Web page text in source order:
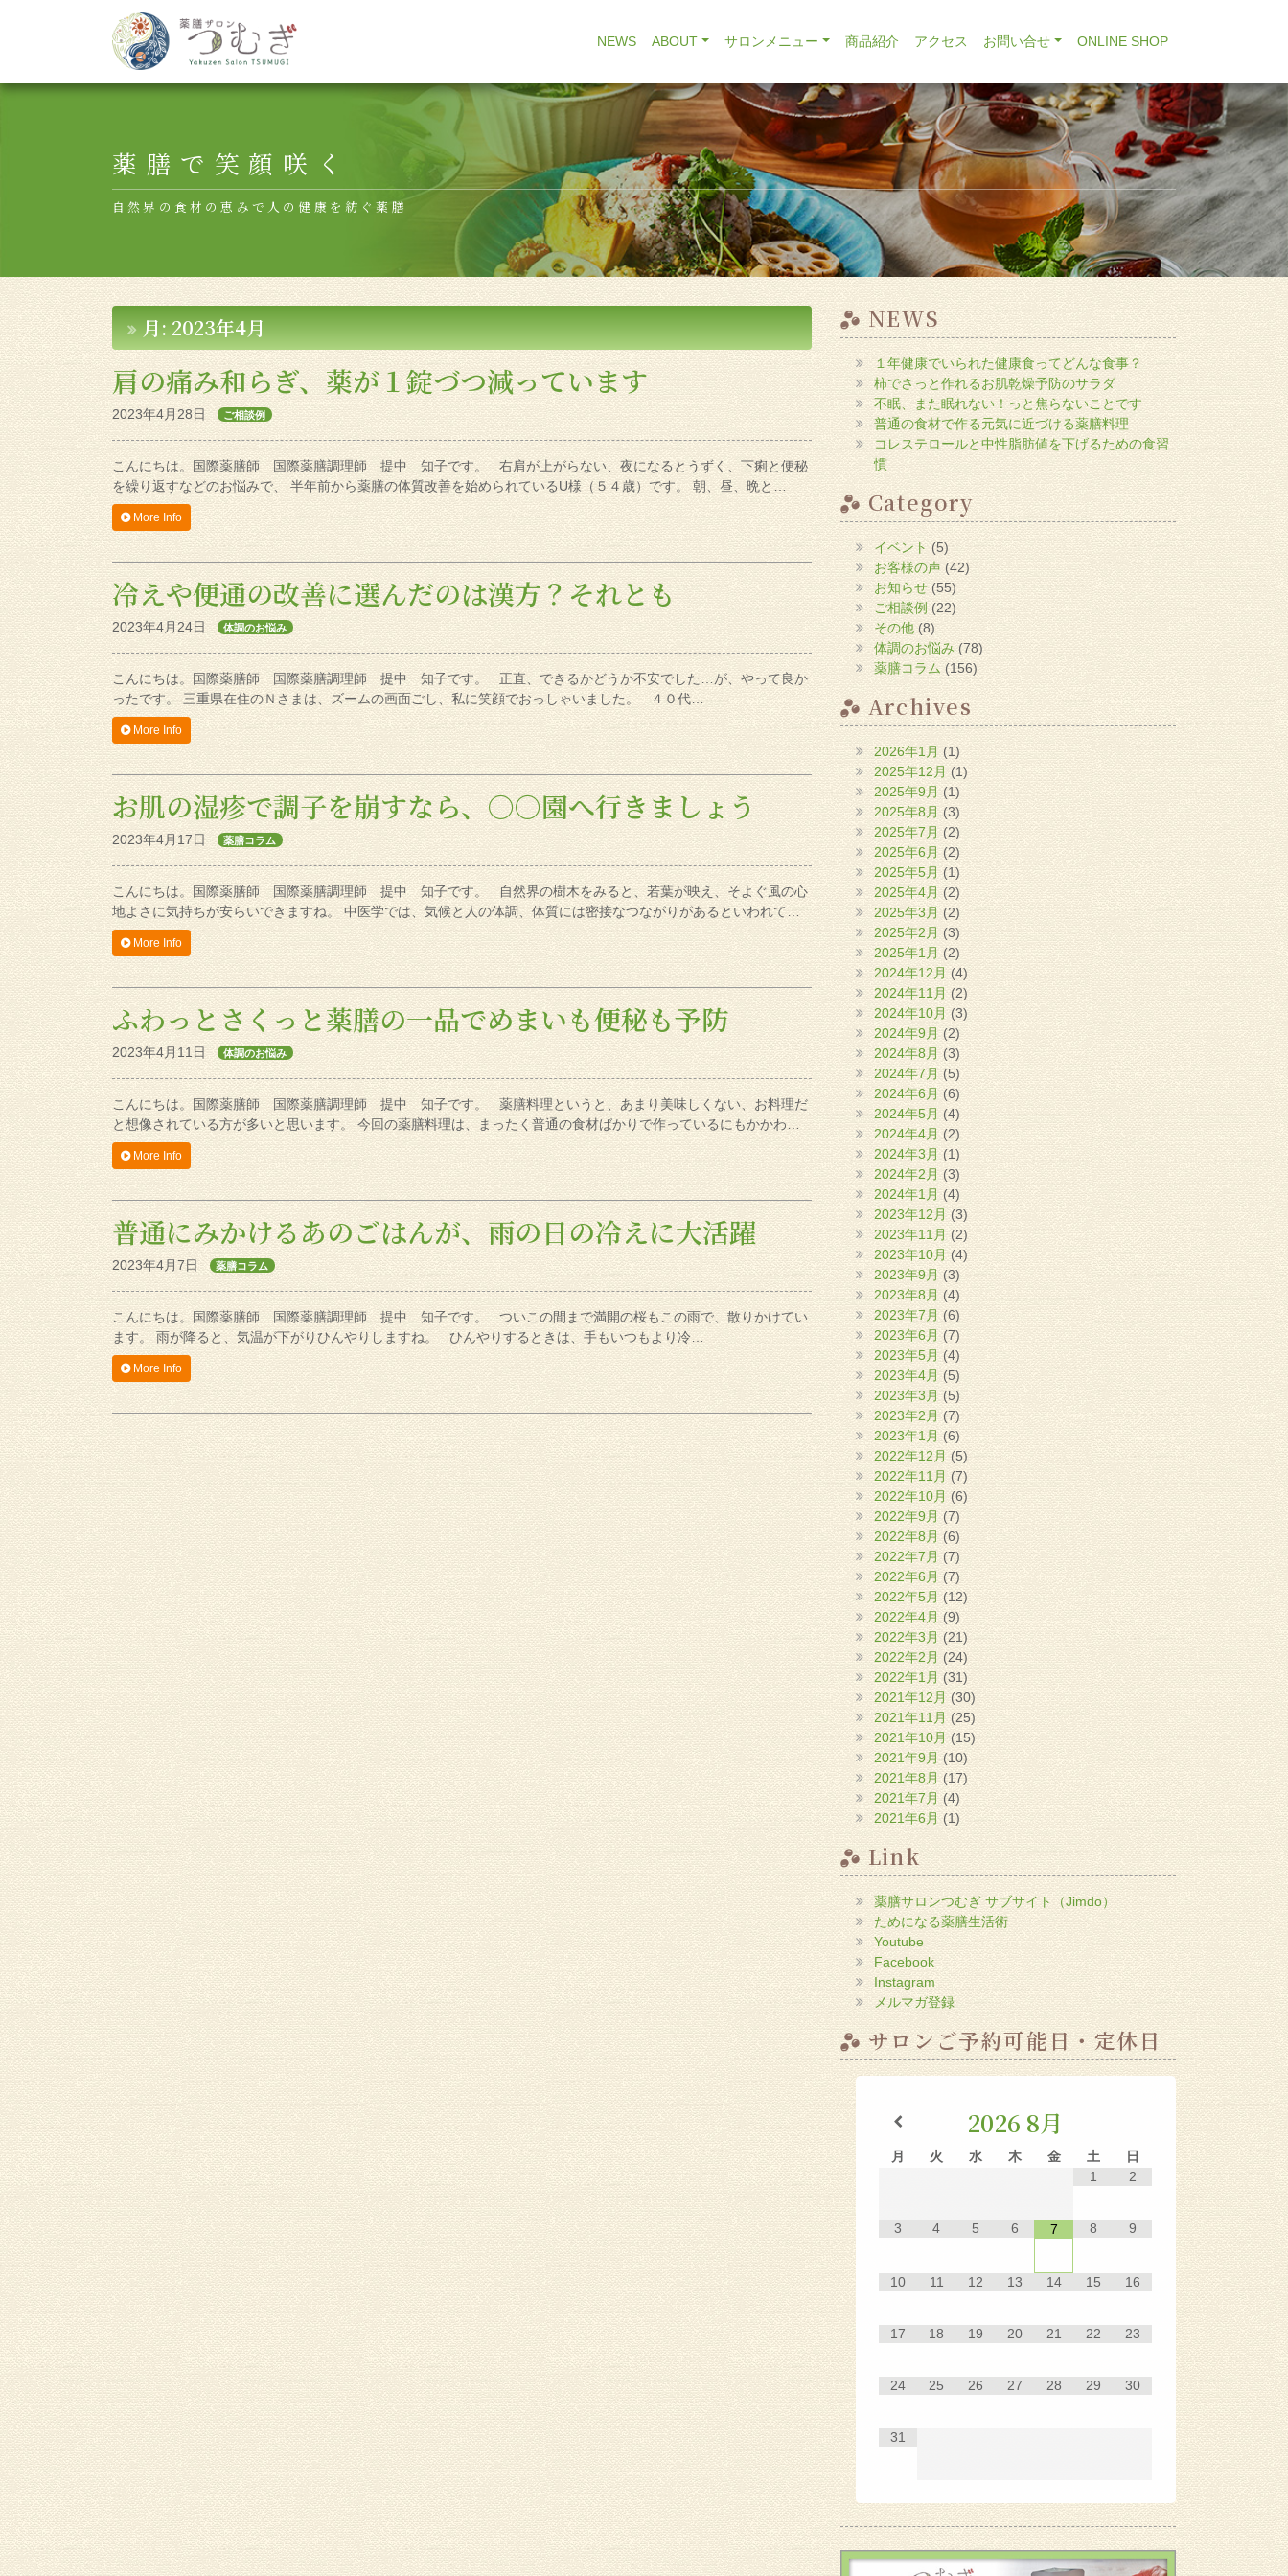
Main Navigation NEWS ABOUT サロンメニュー 商品紹介 アクセス お問い合せ ONLINE SHOP
薬膳で笑顔咲く
自然界の食材の恵みで人の健康を紡ぐ薬膳
月:2023年4月
肩の痛み和らぎ、薬が１錠づつ減っています
2023年4月28日 ご相談例
こんにちは。国際薬膳師 国際薬膳調理師 提中 知子です。 右肩が上がらない、夜になるとうずく、下痢と便秘
を繰り返すなどのお悩みで、 半年前から薬膳の体質改善を始められているU様（５４歳）です。 朝、昼、晩と…
More Info
冷えや便通の改善に選んだのは漢方？それとも
2023年4月24日 体調のお悩み
こんにちは。国際薬膳師 国際薬膳調理師 提中 知子です。 正直、できるかどうか不安でした…が、やって良か
ったです。 三重県在住のＮさまは、ズームの画面ごし、私に笑顔でおっしゃいました。 ４０代…
More Info
お肌の湿疹で調子を崩すなら、〇〇園へ行きましょう
2023年4月17日 薬膳コラム
こんにちは。国際薬膳師 国際薬膳調理師 提中 知子です。 自然界の樹木をみると、若葉が映え、そよぐ風の心
地よさに気持ちが安らいできますね。 中医学では、気候と人の体調、体質には密接なつながりがあるといわれて…
More Info
ふわっとさくっと薬膳の一品でめまいも便秘も予防
2023年4月11日 体調のお悩み
こんにちは。国際薬膳師 国際薬膳調理師 提中 知子です。 薬膳料理というと、あまり美味しくない、お料理だ
と想像されている方が多いと思います。 今回の薬膳料理は、まったく普通の食材ばかりで作っているにもかかわ…
More Info
普通にみかけるあのごはんが、雨の日の冷えに大活躍
2023年4月7日 薬膳コラム
こんにちは。国際薬膳師 国際薬膳調理師 提中 知子です。 ついこの間まで満開の桜もこの雨で、散りかけてい
ます。 雨が降ると、気温が下がりひんやりしますね。 ひんやりするときは、手もいつもより冷…
More Info
NEWS
１年健康でいられた健康食ってどんな食事？
柿でさっと作れるお肌乾燥予防のサラダ
不眠、また眠れない！っと焦らないことです
普通の食材で作る元気に近づける薬膳料理
コレステロールと中性脂肪値を下げるための食習
慣
Category
イベント(5)
お客様の声 (42)
お知らせ(55)
ご相談例 (22)
その他(8)
体調のお悩み(78)
薬膳コラム(156)
Archives
2026年1月 (1)
2025年12月 (1)
2025年9月 (1)
2025年8月 (3)
2025年7月 (2)
2025年6月(2)
2025年5月 (1)
2025年4月 (2)
2025年3月 (2)
2025年2月 (3)
2025年1月 (2)
2024年12月 (4)
2024年11月(2)
2024年10月(3)
2024年9月(2)
2024年8月 (3)
2024年7月 (5)
2024年6月(6)
2024年5月 (4)
2024年4月 (2)
2024年3月 (1)
2024年2月 (3)
2024年1月 (4)
2023年12月(3)
2023年11月(2)
2023年10月(4)
2023年9月(3)
2023年8月 (4)
2023年7月 (6)
2023年6月 (7)
2023年5月 (4)
2023年4月 (5)
2023年3月(5)
2023年2月 (7)
2023年1月(6)
2022年12月 (5)
2022年11月 (7)
2022年10月 (6)
2022年9月 (7)
2022年8月 (6)
2022年7月(7)
2022年6月(7)
2022年5月 (12)
2022年4月(9)
2022年3月(21)
2022年2月 (24)
2022年1月 (31)
2021年12月(30)
2021年11月(25)
2021年10月(15)
2021年9月(10)
2021年8月 (17)
2021年7月(4)
2021年6月(1)
Link
薬膳サロンつむぎ サブサイト（Jimdo）
ためになる薬膳生活術
Youtube
Facebook
Instagram
メルマガ登録
サロンご予約可能日・定休日
2026 8月
月 火 水 木 金 土
日
1
2
3 4 5 6 7 8 9
10 11 12 13 14 15 16
17 18 19 20 21 22 23
24 25 26 27 28 29 30
31